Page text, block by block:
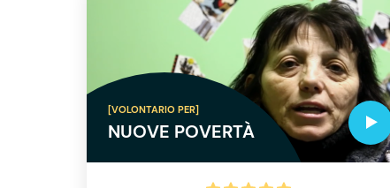
[VOLONTARIO PER]
NUOVE POVERTÀ